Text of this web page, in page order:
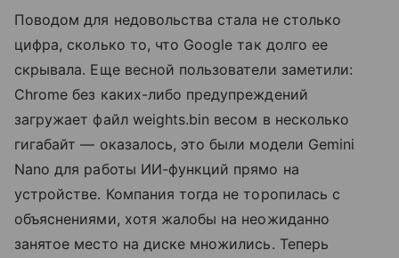
Поводом для недовольства стала не столько
цифра, сколько то, что Google так долго ее
скрывала. Еще весной пользователи заметили:
Chrome без каких-либо предупреждений
загружает файл weights.bin весом в несколько
гигабайт — оказалось, это были модели Gemini
Nano для работы ИИ-функций прямо на
устройстве. Компания тогда не торопилась с
объяснениями, хотя жалобы на неожиданно
занятое место на диске множились. Теперь